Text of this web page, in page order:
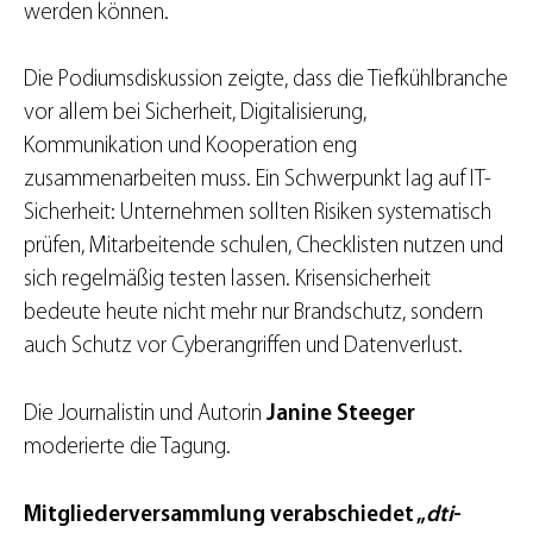
werden können.
Die Podiumsdiskussion zeigte, dass die Tiefkühlbranche
vor allem bei Sicherheit, Digitalisierung,
Kommunikation und Kooperation eng
zusammenarbeiten muss. Ein Schwerpunkt lag auf IT-
Sicherheit: Unternehmen sollten Risiken systematisch
prüfen, Mitarbeitende schulen, Checklisten nutzen und
sich regelmäßig testen lassen. Krisensicherheit
bedeute heute nicht mehr nur Brandschutz, sondern
auch Schutz vor Cyberangriffen und Datenverlust.
Die Journalistin und Autorin Janine Steeger
moderierte die Tagung.
Mitgliederversammlung verabschiedet „dti-